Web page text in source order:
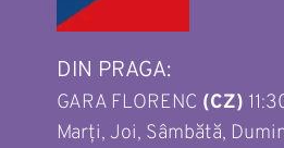
DIN PRAGA:
GARA FLORENC (CZ)
Marți, Joi, Sâmbătă,